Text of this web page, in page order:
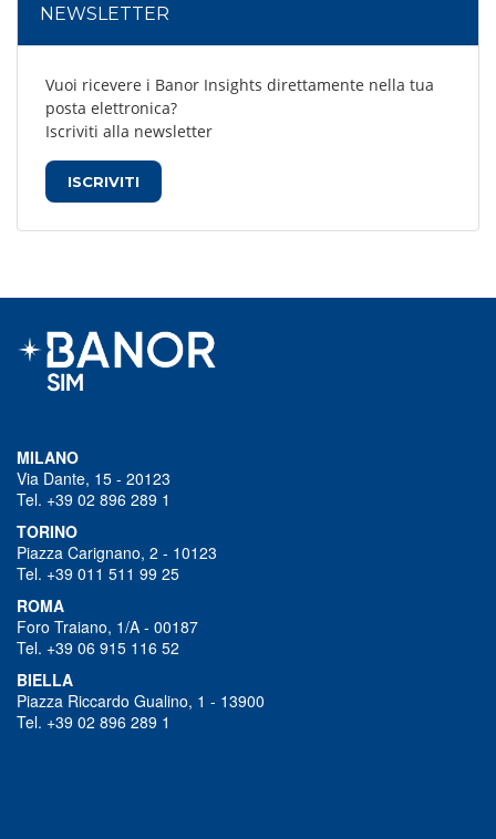
NEWSLETTER
Vuoi ricevere i Banor Insights direttamente nella tua
posta elettronica?
Iscriviti alla newsletter
ISCRIVITI
MILANO
Via Dante, 15 - 20123
Tel. +39 02 896 289 1
TORINO
Piazza Carignano, 2 - 10123
Tel. +39 011 511 99 25
ROMA
Foro Traiano, 1/A - 00187
Tel. +39 06 915 116 52
BIELLA
Piazza Riccardo Gualino, 1 - 13900
Tel. +39 02 896 289 1